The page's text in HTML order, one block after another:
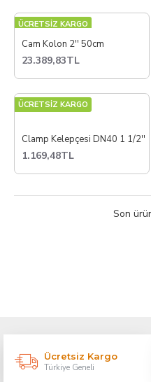
ÜCRETSİZ KARGO
Cam Kolon 2'' 50cm
23.389,83TL
ÜCRETSİZ KARGO
Clamp Kelepçesi DN40 1 1/2''
1.169,48TL
Son
Ücretsiz Kargo
Türkiye Geneli